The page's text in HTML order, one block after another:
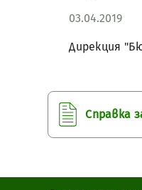
03.04.2019
Дирекция
Справка